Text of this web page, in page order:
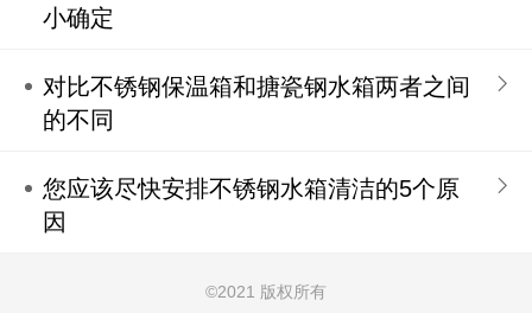
小确定
对比不锈钢保温箱和搪瓷钢水箱两者之间
的不同
您应该尽快安排不锈钢水箱清洁的5个原
因
©2021 版权所有